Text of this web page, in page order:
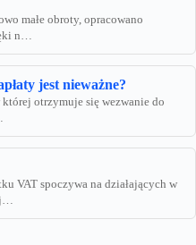
małe obroty, opracowano
n…
jest nieważne?
której otrzymuje się wezwanie do
VAT spoczywa na działających w